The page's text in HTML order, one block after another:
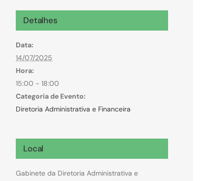
Microcrédito
Para MEI, microempresas e pessoas físicas
(feirantes e transportes)
Detalhes
Data:
14/07/2025
Hora:
15:00 - 18:00
Categoria de Evento:
Diretoria Administrativa e Financeira
Local
Gabinete da Diretoria Administrativa e